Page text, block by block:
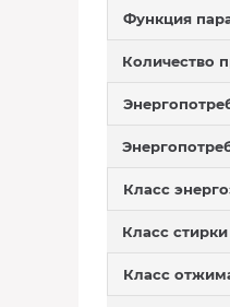
Функция
Количество
Класс
Класс стирки
Класс